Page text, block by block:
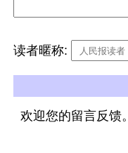
读者暱称:
欢迎您的留言反馈。